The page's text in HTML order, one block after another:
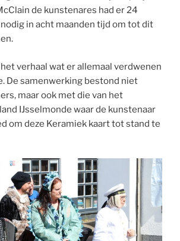
de kunstenares had er 24
in acht maanden tijd om tot dit
verhaal wat er allemaal verdwenen
De samenwerking bestond niet
maar ook met die van het
IJsselmonde waar de kunstenaar
om deze Keramiek kaart tot stand te